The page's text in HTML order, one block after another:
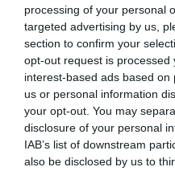
processing of your personal
targeted advertising by us,
section to confirm your
opt-out request is processed
interest-based ads based
us or personal information
your opt-out. You may
disclosure of your personal
IAB’s list of downstream
also be disclosed by us to
Legfrissebb híreink
35
2026.